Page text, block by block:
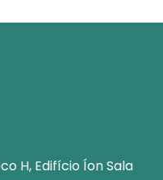
H, Edifício Íon Sala